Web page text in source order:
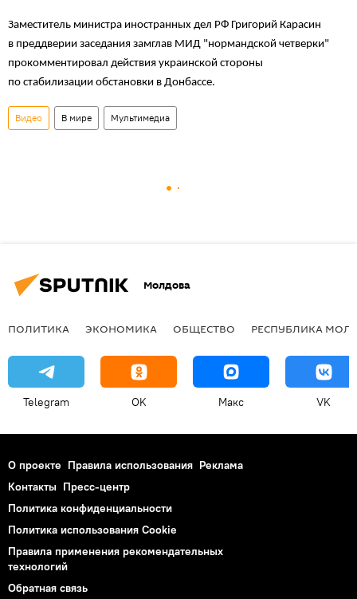
Заместитель министра иностранных дел РФ Григорий Карасин
в преддверии заседания замглав МИД "нормандской четверки"
прокомментировал действия украинской стороны
по стабилизации обстановки в Донбассе.
Видео В мире Мультимедиа
Молдова
ПОЛИТИКА ЭКОНОМИКА ОБЩЕСТВО РЕСПУБЛИКА
Telegram OK Макс VK
О проекте Правила использования Реклама
Контакты Пресс-центр
Политика конфиденциальности
Политика использования Cookie
Правила применения рекомендательных
технологий
Обратная связь